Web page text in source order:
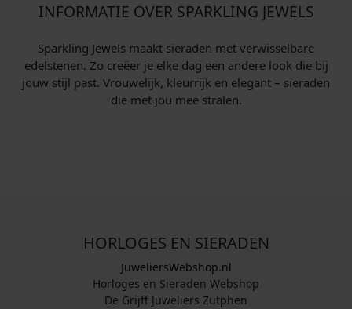
INFORMATIE OVER SPARKLING JEWELS
Sparkling Jewels maakt sieraden met verwisselbare
edelstenen. Zo creëer je elke dag een andere look die bij
jouw stijl past. Vrouwelijk, kleurrijk en elegant – sieraden
die met jou mee stralen.
HORLOGES EN SIERADEN
JuweliersWebshop.nl
Horloges en Sieraden Webshop
De Grijff Juweliers Zutphen